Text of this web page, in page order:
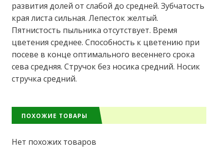
развития долей от слабой до средней. Зубчатость
края листа сильная. Лепесток желтый.
Пятнистость пыльника отсутствует. Время
цветения среднее. Способность к цветению при
посеве в конце оптимального весеннего срока
сева средняя. Стручок без носика средний. Носик
стручка средний.
ПОХОЖИЕ ТОВАРЫ
Нет похожих товаров